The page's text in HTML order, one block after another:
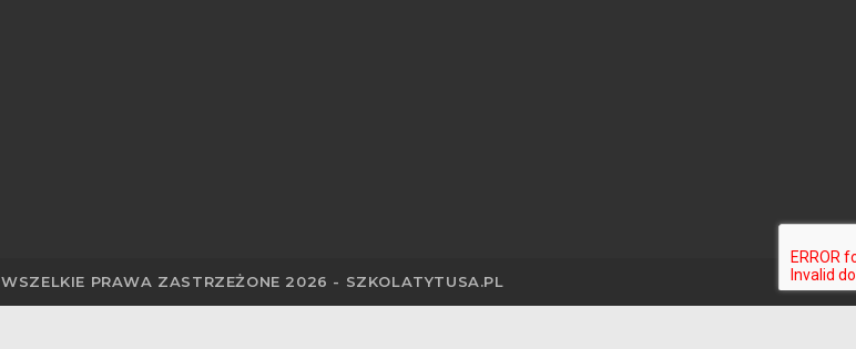
WSZELKIE PRAWA ZASTRZEŻONE 2026 - SZKOLATYTUSA.PL